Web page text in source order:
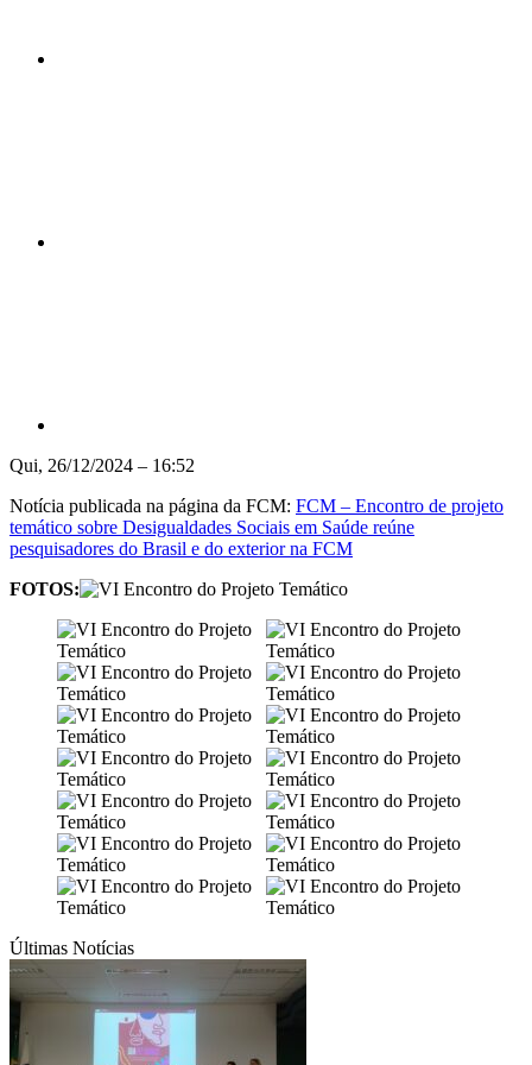
Qui, 26/12/2024 – 16:52
Notícia publicada na página da FCM: FCM – Encontro de projeto
temático sobre Desigualdades Sociais em Saúde reúne
pesquisadores do Brasil e do exterior na FCM
FOTOS:
Últimas Notícias